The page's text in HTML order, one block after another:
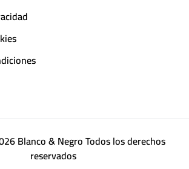
Blanco & Negro Todos los derechos
reservados